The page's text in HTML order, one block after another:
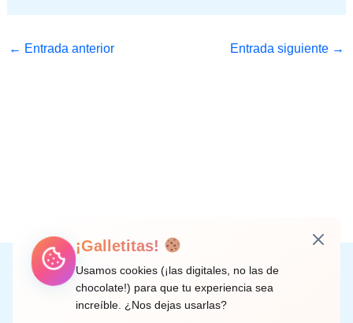
← Entrada anterior Entrada siguiente →
Instagram
Facebook
X LinkedIn
Correo electrónico
¡Galletitas!
Usamos cookies (¡las digitales, no las de
chocolate!) para que tu experiencia sea
increíble. ¿Nos dejas usarlas?